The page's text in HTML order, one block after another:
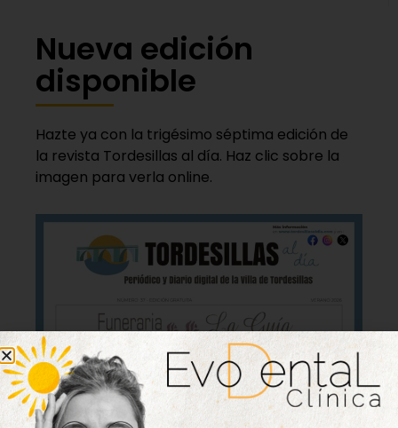
Nueva edición
disponible
Hazte ya con la trigésimo séptima edición de
la revista Tordesillas al día. Haz clic sobre la
imagen para verla online.